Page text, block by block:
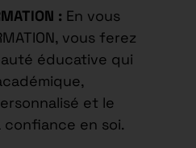
: En vous
vous ferez
éducative qui
et le
en soi.